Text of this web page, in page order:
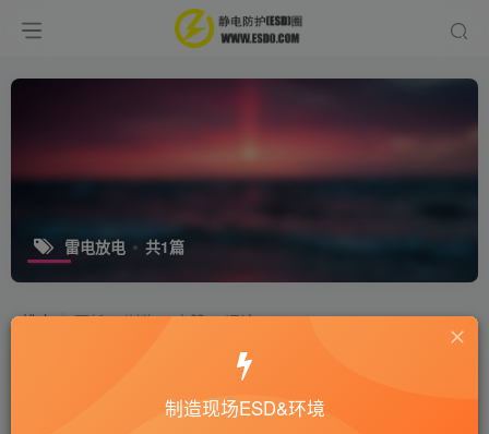
雷电放电 共1篇
排序 更新 浏览 点赞 评论
海南东方市一村庄42头牛疑似遭“雷电
行业新闻
制造现场ESD&环境